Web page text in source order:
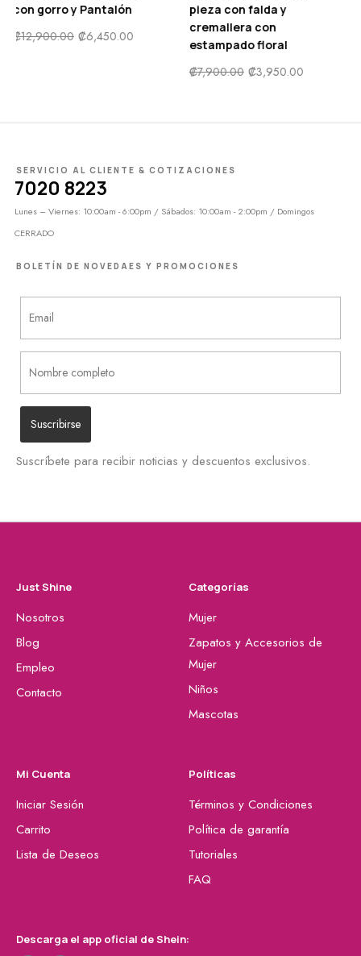
pieza con falda y
estampado floral
con mariposas en falda y
lazo en hombro
₡10,500.00
SERVICIO AL CLIENTE & COTIZACIONES
7020 8223
Lunes – Viernes: 10:00am - 6:00pm / Sábados: 10:00am - 2:00pm / Domingos
CERRADO
BOLETÍN DE NOVEDAES Y PROMOCIONES
Suscríbete para recibir noticias y descuentos exclusivos.
Just Shine
Nosotros
Blog
Empleo
Contacto
Categorías
Mujer
Zapatos y Accesorios de
Mujer
Niños
Mascotas
Mi Cuenta
Iniciar Sesión
Carrito
Lista de Deseos
Políticas
Términos y Condiciones
Política de garantía
Tutoriales
FAQ
Descarga el app oficial de Shein: